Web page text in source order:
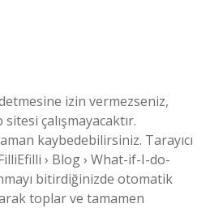
izin vermezseniz,
çalışmayacaktır.
kaybedebilirsiniz. Tarayıcı
› Blog › What-if-I-do-
bitirdiğinizde otomatik
toplar ve tamamen